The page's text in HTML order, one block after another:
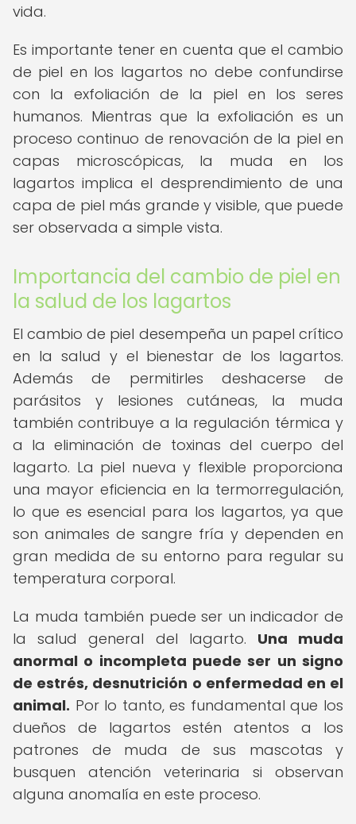
vida.
Es importante tener en cuenta que el cambio
de piel en los lagartos no debe confundirse
con la exfoliación de la piel en los seres
humanos. Mientras que la exfoliación es un
proceso continuo de renovación de la piel en
capas microscópicas, la muda en los
lagartos implica el desprendimiento de una
capa de piel más grande y visible, que puede
ser observada a simple vista.
Importancia del cambio de piel en
la salud de los lagartos
El cambio de piel desempeña un papel crítico
en la salud y el bienestar de los lagartos.
Además de permitirles deshacerse de
parásitos y lesiones cutáneas, la muda
también contribuye a la regulación térmica y
a la eliminación de toxinas del cuerpo del
lagarto. La piel nueva y flexible proporciona
una mayor eficiencia en la termorregulación,
lo que es esencial para los lagartos, ya que
son animales de sangre fría y dependen en
gran medida de su entorno para regular su
temperatura corporal.
La muda también puede ser un indicador de
la salud general del lagarto. Una muda
anormal o incompleta puede ser un signo
de estrés, desnutrición o enfermedad en el
animal. Por lo tanto, es fundamental que los
dueños de lagartos estén atentos a los
patrones de muda de sus mascotas y
busquen atención veterinaria si observan
alguna anomalía en este proceso.